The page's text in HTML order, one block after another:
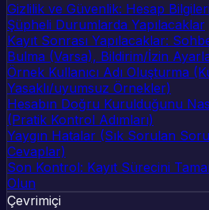
Gizlilik ve Güvenlik: Hesap
Şüpheli Durumlarda Yapılacaklar
Kayıt Sonrası Yapılacaklar:
Bulma (Varsa), Bildirim/İzin
Örnek Kullanıcı Adı Oluşturma
Yasaklı/uyumsuz Örnekler)
Hesabın Doğru Kurulduğunu
(Pratik Kontrol Adımları)
Yaygın Hatalar (Sık Sorulan
Cevaplar)
Son Kontrol: Kayıt Sürecini
Olun
Çevrimiçi